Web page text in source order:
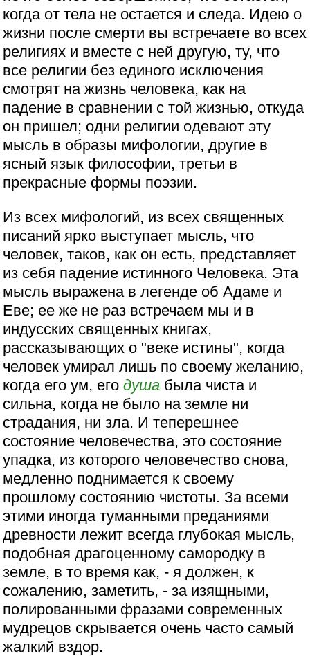
когда от тела не остается и следа. Идею о
жизни после смерти вы встречаете во всех
религиях и вместе с ней другую, ту, что
все религии без единого исключения
смотрят на жизнь человека, как на
падение в сравнении с той жизнью, откуда
он пришел; одни религии одевают эту
мысль в образы мифологии, другие в
ясный язык философии, третьи в
прекрасные формы поэзии.
Из всех мифологий, из всех священных
писаний ярко выступает мысль, что
человек, таков, как он есть, представляет
из себя падение истинного Человека. Эта
мысль выражена в легенде об Адаме и
Еве; ее же не раз встречаем мы и в
индусских священных книгах,
рассказывающих о "веке истины", когда
человек умирал лишь по своему желанию,
когда его ум, егодуша была чиста и
сильна, когда не было на земле ни
страдания, ни зла. И теперешнее
состояние человечества, это состояние
упадка, из которого человечество снова,
медленно поднимается к своему
прошлому состоянию чистоты. За всеми
этими иногда туманными преданиями
древности лежит всегда глубокая мысль,
подобная драгоценному самородку в
земле, в то время как, - я должен, к
сожалению, заметить, - за изящными,
полированными фразами современных
мудрецов скрывается очень часто самый
жалкий вздор.